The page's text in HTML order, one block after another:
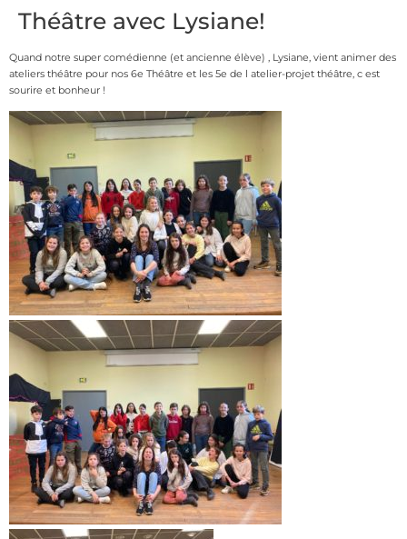
Théâtre avec Lysiane!
Quand notre super comédienne (et ancienne élève) , Lysiane, vient animer des
ateliers théâtre pour nos 6e Théâtre et les 5e de l atelier-projet théâtre, c est
sourire et bonheur !